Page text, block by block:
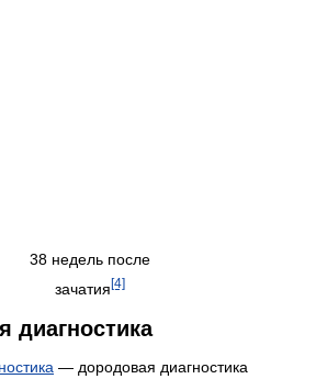
38 недель после
зачатия[4]
диагностика
— дородовая диагностика